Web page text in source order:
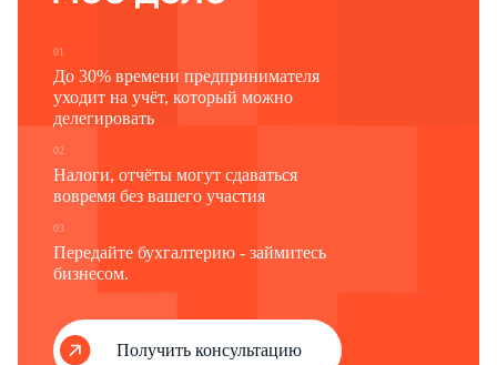
01
До 30% времени предпринимателя
уходит на учёт, который можно
делегировать
02
Налоги, отчёты могут сдаваться
вовремя без вашего участия
03
Передайте бухгалтерию - займитесь
бизнесом.
Получить консультацию